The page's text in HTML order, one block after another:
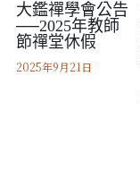
大鑑禪學會公告
──2025年教師
節禪堂休假
2025年9月21日